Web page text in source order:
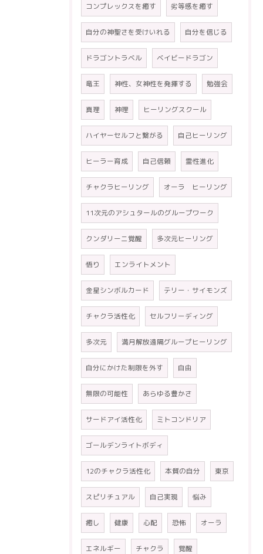
コンプレックスを癒す 劣等感を癒す
自分の神聖さを受けいれる 自分を信じる
ドラゴントラベル ベイビードラゴン
竜王 神性、女神性を発揮する 勉強会
真理 神理 ヒーリングスクール
ハイヤーセルフと繋がる 自己ヒーリング
ヒーラー育成 自己信頼 霊性進化
チャクラヒーリング オーラ ヒーリング
11次元のアシュタールのグループワーク
クンダリーニ覚醒 多次元ヒーリング
悟り エンライトメント
金星シンボルカード テリー・サイモンズ
チャクラ活性化 セルフリーディング
多次元 満月解放遠隔グループヒーリング
自分にかけた制限を外す 自由
無限の可能性 あらゆる豊かさ
サードアイ活性化 ミトコンドリア
ゴールデンライトボディ
12のチャクラ活性化 本質の自分 東京
スピリチュアル 自己実現 悩み
癒し 健康 心配 恐怖 オーラ
エネルギー チャクラ 覚醒